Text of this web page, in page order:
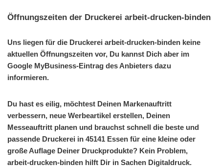
Öffnungszeiten der Druckerei arbeit-drucken-binden
Uns liegen für die Druckerei arbeit-drucken-binden keine
aktuellen Öffnungszeiten vor, Du kannst Dich aber im
Google MyBusiness-Eintrag des Anbieters dazu
informieren.
Du hast es eilig, möchtest Deinen Markenauftritt
verbessern, neue Werbeartikel erstellen, Deinen
Messeauftritt planen und brauchst schnell die beste und
passende Druckerei in 45141 Essen für eine kleine oder
große Auflage Deiner Druckprodukte? Kein Problem,
arbeit-drucken-binden hilft Dir in Sachen Digitaldruck.